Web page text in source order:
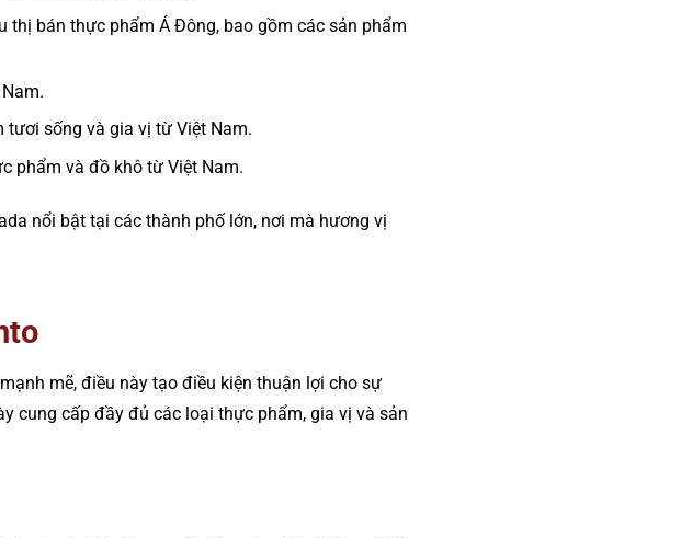
thị bán thực phẩm Á Đông, bao gồm các sản phẩm
tươi sống và gia vị từ Việt Nam.
phẩm và đồ khô từ Việt Nam.
nổi bật tại các thành phố lớn, nơi mà hương vị
mẽ, điều này tạo điều kiện thuận lợi cho sự
cung cấp đầy đủ các loại thực phẩm, gia vị và sản